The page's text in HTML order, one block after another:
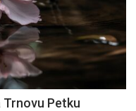
Trnovu Petku